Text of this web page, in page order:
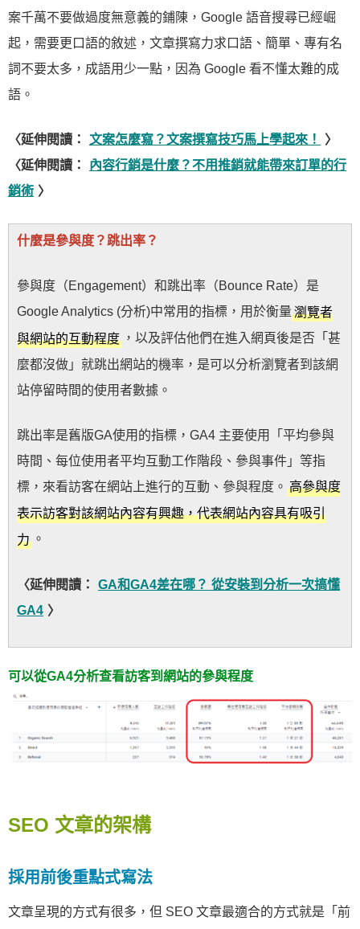
案千萬不要做過度無意義的鋪陳，Google 語音搜尋已經崛
起，需要更口語的敘述，文章撰寫力求口語、簡單、專有名
詞不要太多，成語用少一點，因為 Google 看不懂太難的成
語。
〈延伸閱讀： 文案怎麼寫？文案撰寫技巧馬上學起來！
〉
〈延伸閱讀：
內容行銷是什麼？不用推銷就能帶來訂單的行
銷術 〉
什麼是參與度？跳出率？
參與度（Engagement）和跳出率（Bounce Rate）是
Google Analytics (分析)中常用的指標，用於衡量 瀏覽者
與網站的互動程度 ，以及評估他們在進入網頁後是否「甚
麼都沒做」就跳出網站的機率，是可以分析瀏覽者到該網
站停留時間的使用者數據。
跳出率是舊版GA使用的指標，GA4 主要使用「平均參與
時間、每位使用者平均互動工作階段、參與事件」等指
標，來看訪客在網站上進行的互動、參與程度。 高參與度
表示訪客對該網站內容有興趣，代表網站內容具有吸引
力 。
〈延伸閱讀：
GA和GA4差在哪？ 從安裝到分析一次搞懂
GA4 〉
可以從GA4分析查看訪客到網站的參與程度
SEO 文章的架構
採用前後重點式寫法
文章呈現的方式有很多，但 SEO 文章最適合的方式就是「前